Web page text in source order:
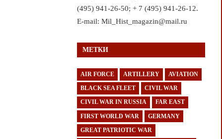
(495) 941-26-50; + 7 (495) 941-26-12.
E-mail: Mil_Hist_magazin@mail.ru
МЕТКИ
AIR FORCE ARTILLERY AVIATION
BLACK SEA FLEET CIVIL WAR
CIVIL WAR IN RUSSIA FAR EAST
FIRST WORLD WAR GERMANY
GREAT PATRIOTIC WAR